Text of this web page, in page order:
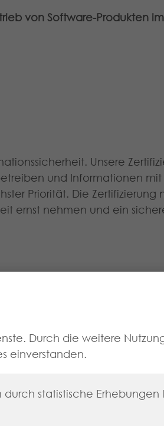
von Software-Produkten
Unsere
und Informationen
Priorität. Die Zertifizierung
ernst nehmen und ein
und
Mitarbeiterinnen und
vorbereitet ist, um
es uns, Schwachstellen
ist.
Durch die weitere
einverstanden.
statistische Erhebungen